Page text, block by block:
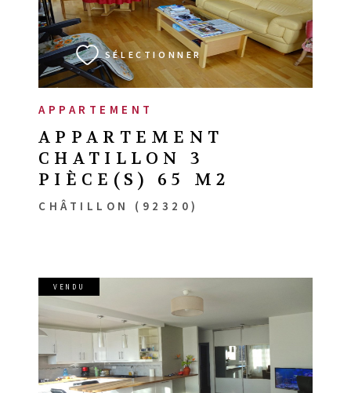
APPARTEMENT
APPARTEMENT
CHATILLON 3
PIÈCE(S) 65 M2
CHÂTILLON (92320)
SÉLECTIONNER
VOIR LE BIEN
VENDU
VOIR LE BIEN